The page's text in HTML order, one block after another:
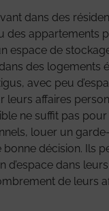
dans des
des appartements
espace de
des logements
avec peu
leurs affaires
ne suffit pas
louer un
bonne décision. Ils
d’espace dans
de leurs